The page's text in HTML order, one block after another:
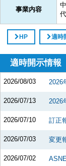
事業内容
HP 適時
適時開示情報
2026/08/03 2026
2026/07/13 2026
2026/07/10 訂正
2026/07/03 変更
2026/07/02